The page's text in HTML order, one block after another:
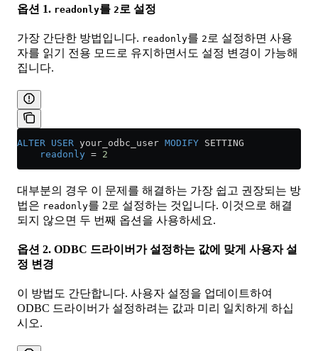
옵션 1. readonly를 2로 설정
가장 간단한 방법입니다. readonly를 2로 설정하면 사용
자를 읽기 전용 모드로 유지하면서도 설정 변경이 가능해
집니다.
ALTER USER your_odbc_user MODIFY SETTING
    readonly
= 2
대부분의 경우 이 문제를 해결하는 가장 쉽고 권장되는 방
법은 readonly를 2로 설정하는 것입니다. 이것으로 해결
되지 않으면 두 번째 옵션을 사용하세요.
옵션 2. ODBC 드라이버가 설정하는 값에 맞게 사용자 설
정 변경
이 방법도 간단합니다. 사용자 설정을 업데이트하여
ODBC 드라이버가 설정하려는 값과 미리 일치하게 하십
시오.